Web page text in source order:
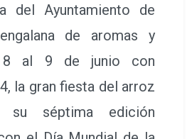
Ayuntamiento de
de aromas y
8 al 9 de junio con
la gran fiesta del arroz
su séptima edición